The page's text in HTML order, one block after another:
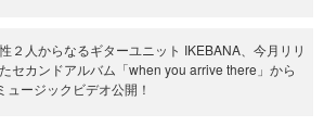
２人からなるギターユニット IKEBANA、今月リリ
セカンドアルバム「when you arrive there」から
ュージックビデオ公開！